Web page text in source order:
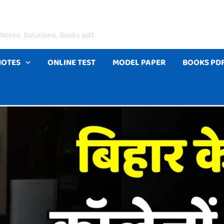
Solutions, Books pdf.
ONLINE TEST MODEL PAPER BOOKS